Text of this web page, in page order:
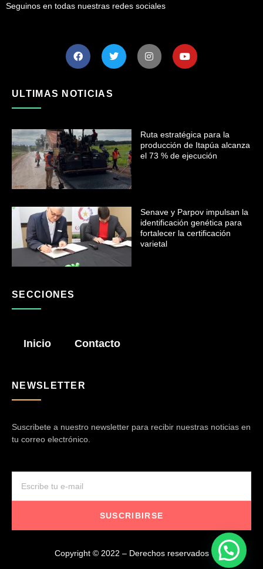
Seguinos en todas nuestras redes sociales
ULTIMAS NOTICIAS
Ruta estratégica para la
producción de Itapúa alcanza
el 73 % de ejecución
Senave y Parpov impulsan la
identificación genética para
fortalecer la certificación
varietal
SECCIONES
Inicio Contacto
NEWSLETTER
Suscribete a nuestro newsletter para recibir nuestras noticias en
tu correo electrónico.
SUSCRIBIRSE
Copyright © 2022 – Derechos reservados